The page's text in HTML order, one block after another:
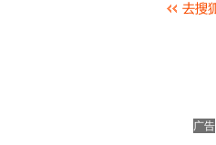
广告